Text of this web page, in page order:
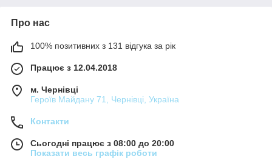
Про нас
100% позитивних з 131 відгука за рік
Працює з 12.04.2018
м. Чернівці
Героїв Майдану 71, Чернівці, Україна
Контакти
Сьогодні працює з 08:00 до 20:00
Показати весь графік роботи